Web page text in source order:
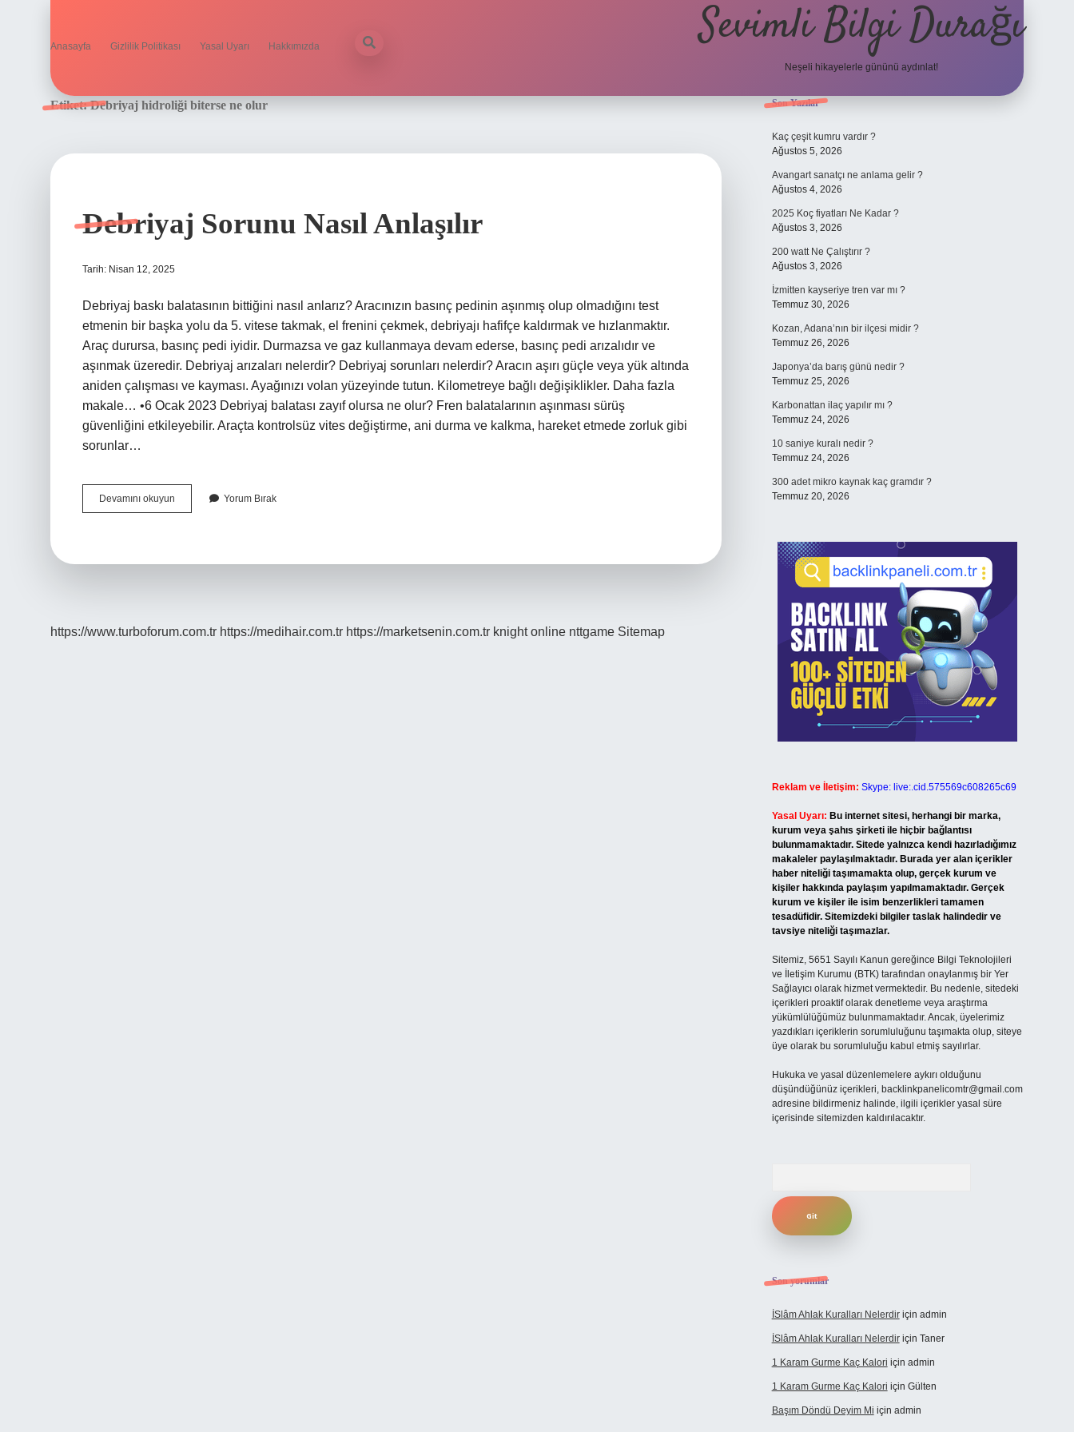
Anasayfa Gizlilik Politikası Yasal Uyarı Hakkımızda Sevimli Bilgi Durağı
Neşeli hikayelerle gününü aydınlat!
Etiket:Debriyaj hidroliği biterse ne olur
Debriyaj Sorunu Nasıl Anlaşılır
Tarih: Nisan 12, 2025
Debriyaj baskı balatasının bittiğini nasıl anlarız? Aracınızın basınç pedinin aşınmış olup olmadığını test
etmenin bir başka yolu da 5. vitese takmak, el frenini çekmek, debriyajı hafifçe kaldırmak ve hızlanmaktır.
Araç durursa, basınç pedi iyidir. Durmazsa ve gaz kullanmaya devam ederse, basınç pedi arızalıdır ve
aşınmak üzeredir. Debriyaj arızaları nelerdir? Debriyaj sorunları nelerdir? Aracın aşırı güçle veya yük altında
aniden çalışması ve kayması. Ayağınızı volan yüzeyinde tutun. Kilometreye bağlı değişiklikler. Daha fazla
makale… •6 Ocak 2023 Debriyaj balatası zayıf olursa ne olur? Fren balatalarının aşınması sürüş
güvenliğini etkileyebilir. Araçta kontrolsüz vites değiştirme, ani durma ve kalkma, hareket etmede zorluk gibi
sorunlar…
Devamını okuyun Debriyaj
Sorunu
Yorum Bırak
https://www.turboforum.com.tr https://medihair.com.tr https://marketsenin.com.tr knight online nttgame Sitemap
Sidebar
Son Yazılar
Kaç çeşit kumru vardır ?
Ağustos 5, 2026
Avangart sanatçı ne anlama gelir ?
Ağustos 4, 2026
2025 Koç fiyatları Ne Kadar ?
Ağustos 3, 2026
200 watt Ne Çalıştırır ?
Ağustos 3, 2026
İzmitten kayseriye tren var mı ?
Temmuz 30, 2026
Kozan, Adana’nın bir ilçesi midir ?
Temmuz 26, 2026
Japonya’da barış günü nedir ?
Temmuz 25, 2026
Karbonattan ilaç yapılır mı ?
Temmuz 24, 2026
10 saniye kuralı nedir ?
Temmuz 24, 2026
300 adet mikro kaynak kaç gramdır ?
Temmuz 20, 2026
Reklam ve İletişim: Skype: live:.cid.575569c608265c69
Yasal Uyarı: Bu internet sitesi, herhangi bir marka,
kurum veya şahıs şirketi ile hiçbir bağlantısı
bulunmamaktadır. Sitede yalnızca kendi hazırladığımız
makaleler paylaşılmaktadır. Burada yer alan içerikler
haber niteliği taşımamakta olup, gerçek kurum ve
kişiler hakkında paylaşım yapılmamaktadır. Gerçek
kurum ve kişiler ile isim benzerlikleri tamamen
tesadüfidir. Sitemizdeki bilgiler taslak halindedir ve
tavsiye niteliği taşımazlar.
Sitemiz, 5651 Sayılı Kanun gereğince Bilgi Teknolojileri
ve İletişim Kurumu (BTK) tarafından onaylanmış bir Yer
Sağlayıcı olarak hizmet vermektedir. Bu nedenle, sitedeki
içerikleri proaktif olarak denetleme veya araştırma
yükümlülüğümüz bulunmamaktadır. Ancak, üyelerimiz
yazdıkları içeriklerin sorumluluğunu taşımakta olup, siteye
üye olarak bu sorumluluğu kabul etmiş sayılırlar.
Hukuka ve yasal düzenlemelere aykırı olduğunu
düşündüğünüz içerikleri, backlinkpanelicomtr@gmail.com
adresine bildirmeniz halinde, ilgili içerikler yasal süre
içerisinde sitemizden kaldırılacaktır.
Son yorumlar
İSlâm Ahlak Kuralları Nelerdiriçin admin
İSlâm Ahlak Kuralları Nelerdiriçin Taner
1 Karam Gurme Kaç Kalori için admin
1 Karam Gurme Kaç Kalori için Gülten
Başım Döndü Deyim Mi için admin